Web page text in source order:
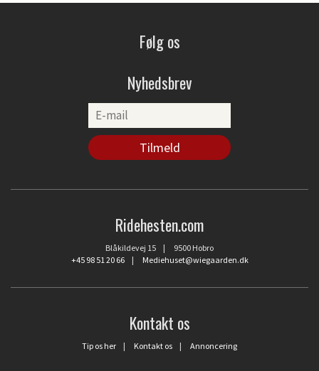
Følg os
Nyhedsbrev
Ridehesten.com
Blåkildevej 15 | 9500 Hobro
+45 98 51 20 66| Mediehuset@wiegaarden.dk
Kontakt os
Tip os her | Kontakt os | Annoncering